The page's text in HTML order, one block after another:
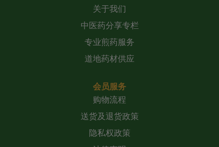
关于我们
中医药分享专栏
专业煎药服务
道地药材供应
会员服务
购物流程
送货及退货政策
隐私权政策